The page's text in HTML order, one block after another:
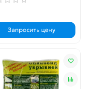
Запросить цену